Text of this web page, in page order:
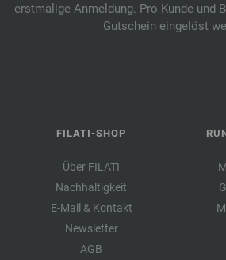
erstmalige Anmeldung. Pro Kunde und
Gutschein eingelöst
FILATI-SHOP
Über FILATI
Nachhaltigkeit
E-Mail & Kontakt
Newsletter
AGB